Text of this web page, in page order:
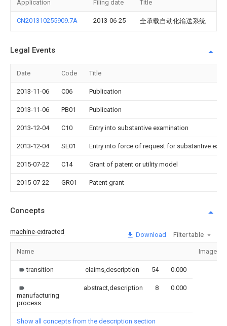
Application Filing date Title
CN201310255909.7A 2013-06-25 全承载自动化输送系统
Legal Events
Date Code Title
2013-11-06 C06 Publication
2013-11-06 PB01 Publication
2013-12-04 C10 Entry into substantive examination
2013-12-04 SE01 Entry into force of request for substantive
2015-07-22 C14 Grant of patent or utility model
2015-07-22 GR01 Patent grant
Concepts
machine-extracted Download Filter table
Name Image
transition claims,description 54 0.000
manufacturing
process
abstract,description 8 0.000
Show all concepts from the description section